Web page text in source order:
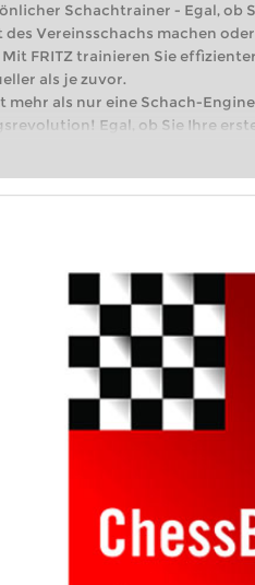
Schachtrainer - Egal, ob
des Vereinsschachs machen
Mit FRITZ trainieren Sie
als je zuvor.
mehr als nur eine Schach-
Egal, ob Sie Ihre
machen oder bereits auf